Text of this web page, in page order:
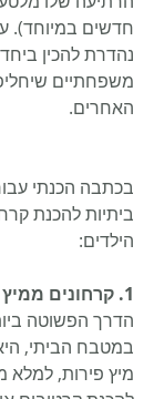
חדשים במיוחד).
נהדרת להכין
משפחתיים
האחרים.
בכתבה הכנתי
ביתיות להכנת
הילדים:
1. קרחונים ממיץ פרי אמיתי
הדרך הפשוטה
במטבח הביתי,
מיץ פירות, למלא